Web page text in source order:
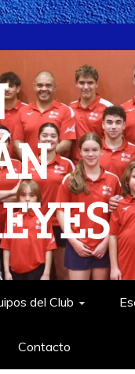
del Club
Contacto